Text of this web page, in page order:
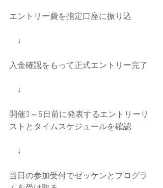
エントリー費を指定口座に振り込
↓
入金確認をもって正式エントリー完了
↓
開催3～5日前に発表するエントリーリ
ストとタイムスケジュールを確認
↓
当日の参加受付でゼッケンとプログラ